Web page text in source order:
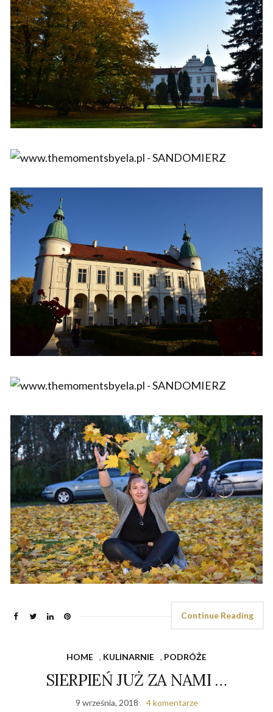
Continue Reading
HOME , KULINARNIE , PODRÓŻE
SIERPIEŃ JUŻ ZA NAMI …
9 września, 2018 4 komentarze